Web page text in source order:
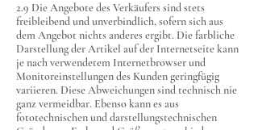
2.9 Die Angebote des Verkäufers sind stets
freibleibend und unverbindlich, sofern sich aus
dem Angebot nichts anderes ergibt. Die farbliche
Darstellung der Artikel auf der Internetseite kann
je nach verwendetem Internetbrowser und
Monitoreinstellungen des Kunden geringfügig
variieren. Diese Abweichungen sind technisch nie
ganz vermeidbar. Ebenso kann es aus
fototechnischen und darstellungstechnischen